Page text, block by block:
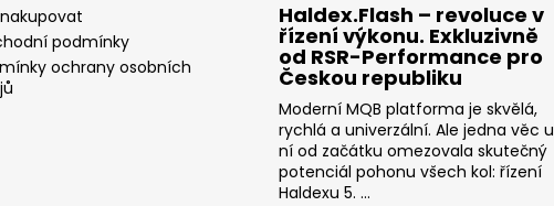
podmínky
ochrany osobních
Haldex.Flash – revoluce v
řízení výkonu. Exkluzivně
od RSR-Performance pro
Českou republiku
Moderní MQB platforma je skvělá,
rychlá a univerzální. Ale jedna věc u
ní od začátku omezovala skutečný
potenciál pohonu všech kol: řízení
Haldexu 5. ...